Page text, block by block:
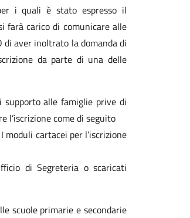
i quali è stato espresso il
farà carico di comunicare alle
aver inoltrato la domanda di
da parte di una delle
supporto alle famiglie prive di
come di seguito
cartacei per l’iscrizione
di Segreteria o scaricati
scuole primarie e secondarie